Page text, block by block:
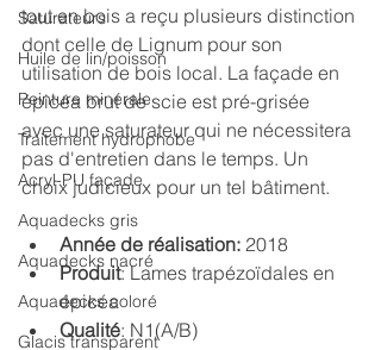
Saturateurs
Huile de lin/poisson
Peinture minérale
Traitement hydrophobe
Acryl-PU façade
Aquadecks gris
Aquadecks nacré
Aquadecks coloré
Glacis transparent
tout en bois a reçu plusieurs distinction
dont celle de Lignum pour son
utilisation de bois local. La façade en
épicéa brut de scie est pré-grisée
avec une saturateur qui ne nécessitera
pas d'entretien dans le temps. Un
choix judicieux pour un tel bâtiment.
Année de réalisation: 2018
Produit: Lames trapézoïdales en
épicéa
Qualité: N1(A/B)